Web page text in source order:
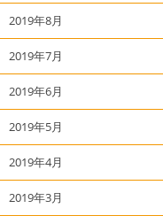
2019年8月
2019年7月
2019年6月
2019年5月
2019年4月
2019年3月